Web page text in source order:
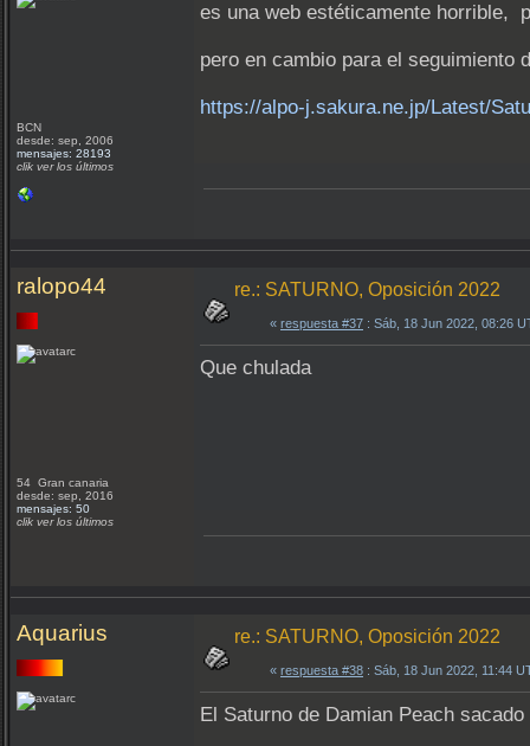
BCN
desde: sep, 2006
mensajes: 28193
clik ver los últimos
es una web estéticamente horrible,
pero en cambio para el seguimiento
https://alpo-j.sakura.ne.jp/Latest/
ralopo44
54 Gran canaria
desde: sep, 2016
mensajes: 50
clik ver los últimos
re.: SATURNO, Oposición 2022
« respuesta #37 : Sáb, 18 Jun 2022, 08:26
Que chulada
Aquarius re.: SATURNO, Oposición 2022
« respuesta #38 : Sáb, 18 Jun 2022, 11:44
El Saturno de Damian Peach